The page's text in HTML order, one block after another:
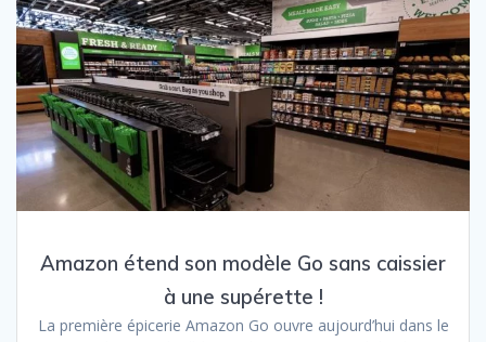
Amazon étend son modèle Go sans caissier
à une supérette !
La première épicerie Amazon Go ouvre aujourd’hui dans le